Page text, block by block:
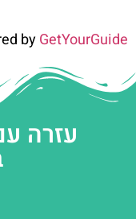
byGetYourGuide
עזרה